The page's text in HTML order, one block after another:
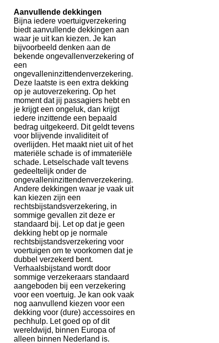
Aanvullende dekkingen
Bijna iedere voertuigverzekering
biedt aanvullende dekkingen aan
waar je uit kan kiezen. Je kan
bijvoorbeeld denken aan de
bekende ongevallenverzekering of
een
ongevalleninzittendenverzekering.
Deze laatste is een extra dekking
op je autoverzekering. Op het
moment dat jij passagiers hebt en
je krijgt een ongeluk, dan krijgt
iedere inzittende een bepaald
bedrag uitgekeerd. Dit geldt tevens
voor blijvende invaliditeit of
overlijden. Het maakt niet uit of het
materiële schade is of immateriële
schade. Letselschade valt tevens
gedeeltelijk onder de
ongevalleninzittendenverzekering.
Andere dekkingen waar je vaak uit
kan kiezen zijn een
rechtsbijstandsverzekering, in
sommige gevallen zit deze er
standaard bij. Let op dat je geen
dekking hebt op je normale
rechtsbijstandsverzekering voor
voertuigen om te voorkomen dat je
dubbel verzekerd bent.
Verhaalsbijstand wordt door
sommige verzekeraars standaard
aangeboden bij een verzekering
voor een voertuig. Je kan ook vaak
nog aanvullend kiezen voor een
dekking voor (dure) accessoires en
pechhulp. Let goed op of dit
wereldwijd, binnen Europa of
alleen binnen Nederland is.